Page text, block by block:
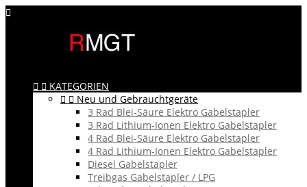

  KATEGORIEN
  Neu und Gebrauchtgeräte
3 Rad Blei-Säure Elektro Gabelstapler
3 Rad Lithium-Ionen Elektro Gabelstapler
4 Rad Blei-Säure Elektro Gabelstapler
4 Rad Lithium-Ionen Elektro Gabelstapler
Diesel Gabelstapler
Treibgas Gabelstapler / LPG